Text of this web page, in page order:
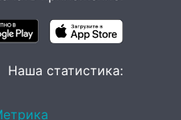
Наша статистика: